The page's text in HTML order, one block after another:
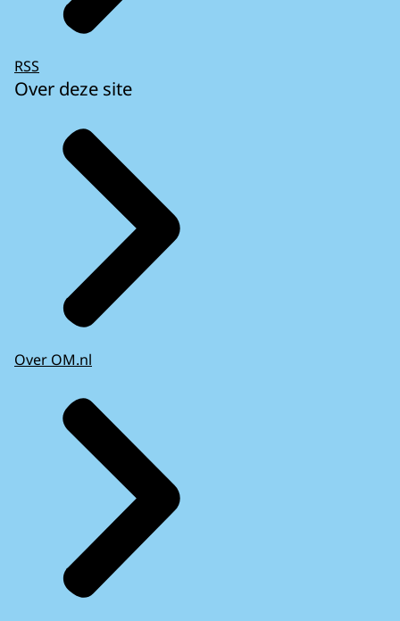
RSS
Over deze site
Over OM.nl